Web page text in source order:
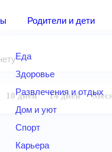
Родители и дети
Еда
Здоровье
Развлечения и отдых
Дом и уют
Спорт
Карьера
10 дней 14 дней